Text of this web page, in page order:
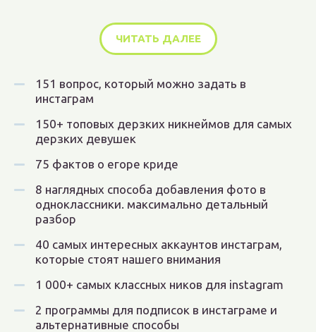
ЧИТАТЬ ДАЛЕЕ
151 вопрос, который можно задать в
инстаграм
150+ топовых дерзких никнеймов для самых
дерзких девушек
75 фактов о егоре криде
8 наглядных способа добавления фото в
одноклассники. максимально детальный
разбор
40 самых интересных аккаунтов инстаграм,
которые стоят нашего внимания
1 000+ самых классных ников для instagram
2 программы для подписок в инстаграме и
альтернативные способы